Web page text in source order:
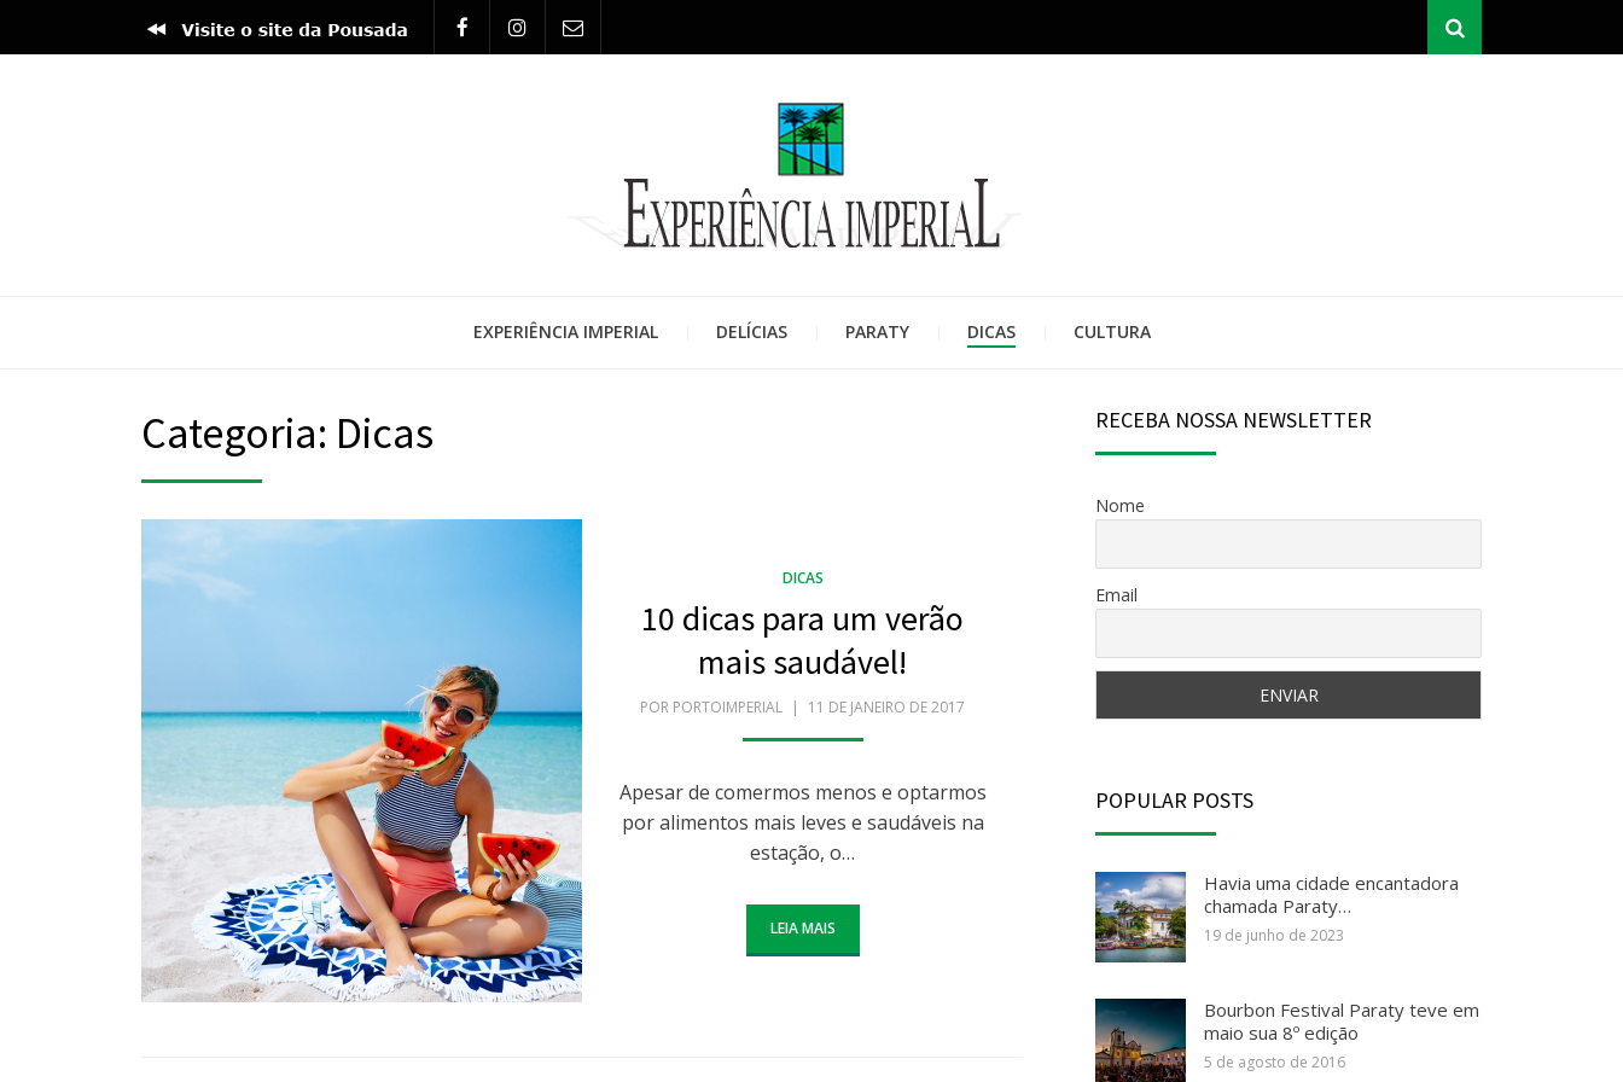
Procurar
EXPERIÊNCIA
IMPERIAL
EXPERIÊNCIA IMPERIAL DELÍCIAS PARATY DICAS CULTURA
Categoria: Dicas
DICAS
10 dicas para um verão
mais saudável!
POR PORTOIMPERIAL
POSTADO
11 DE JANEIRO DE 2017
Apesar de comermos menos e optarmos
por alimentos mais leves e saudáveis na
estação, o…
LEIA MAIS
RECEBA NOSSA NEWSLETTER
Nome
Email
POPULAR POSTS
Havia uma cidade encantadora
chamada Paraty…
19 de junho de 2023
Bourbon Festival Paraty teve em
maio sua 8º edição
5 de agosto de 2016